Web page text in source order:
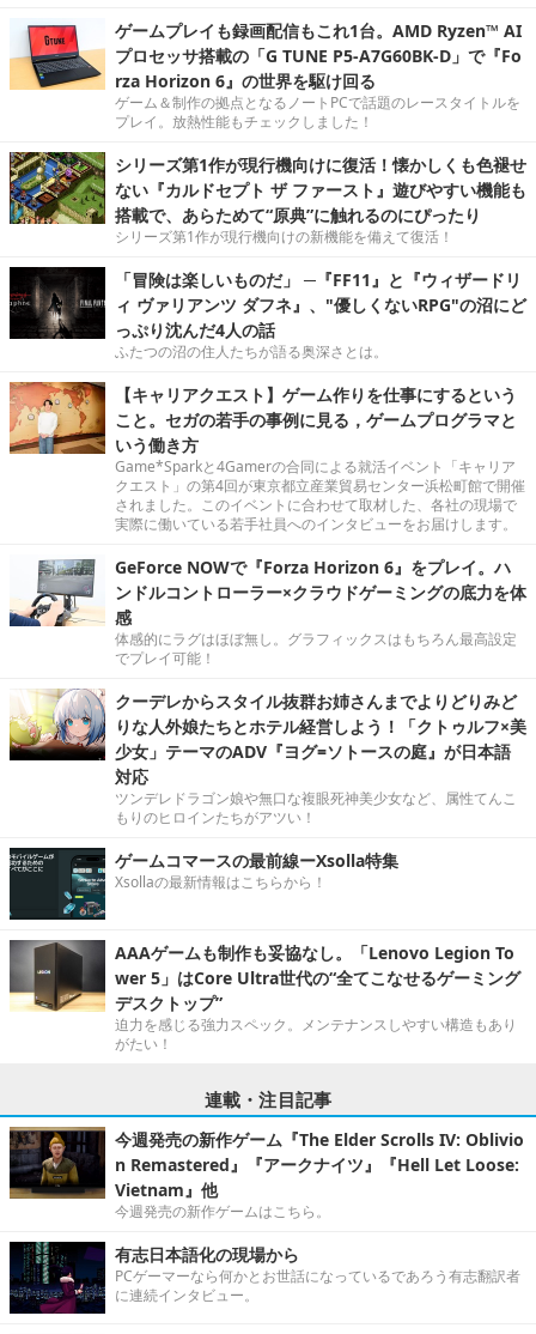
ゲームプレイも録画配信もこれ1台。AMD Ryzen™ AI
プロセッサ搭載の「G TUNE P5-A7G60BK-D」で『Fo
rza Horizon 6』の世界を駆け回る
ゲーム＆制作の拠点となるノートPCで話題のレースタイトルを
プレイ。放熱性能もチェックしました！
シリーズ第1作が現行機向けに復活！懐かしくも色褪せ
ない『カルドセプト ザ ファースト』遊びやすい機能も
搭載で、あらためて“原典”に触れるのにぴったり
シリーズ第1作が現行機向けの新機能を備えて復活！
「冒険は楽しいものだ」 ─『FF11』と『ウィザードリ
ィ ヴァリアンツ ダフネ』、"優しくないRPG"の沼にど
っぷり沈んだ4人の話
ふたつの沼の住人たちが語る奥深さとは。
【キャリアクエスト】ゲーム作りを仕事にするという
こと。セガの若手の事例に見る，ゲームプログラマと
いう働き方
Game*Sparkと4Gamerの合同による就活イベント「キャリア
クエスト」の第4回が東京都立産業貿易センター浜松町館で開催
されました。このイベントに合わせて取材した、各社の現場で
実際に働いている若手社員へのインタビューをお届けします。
GeForce NOWで『Forza Horizon 6』をプレイ。ハ
ンドルコントローラー×クラウドゲーミングの底力を体
感
体感的にラグはほぼ無し。グラフィックスはもちろん最高設定
でプレイ可能！
クーデレからスタイル抜群お姉さんまでよりどりみど
りな人外娘たちとホテル経営しよう！「クトゥルフ×美
少女」テーマのADV『ヨグ=ソトースの庭』が日本語
対応
ツンデレドラゴン娘や無口な複眼死神美少女など、属性てんこ
もりのヒロインたちがアツい！
ゲームコマースの最前線ーXsolla特集
Xsollaの最新情報はこちらから！
AAAゲームも制作も妥協なし。「Lenovo Legion To
wer 5」はCore Ultra世代の“全てこなせるゲーミング
デスクトップ”
迫力を感じる強力スペック。メンテナンスしやすい構造もあり
がたい！
連載・注目記事
今週発売の新作ゲーム『The Elder Scrolls IV: Oblivio
n Remastered』『アークナイツ』『Hell Let Loose:
Vietnam』他
今週発売の新作ゲームはこちら。
有志日本語化の現場から
PCゲーマーなら何かとお世話になっているであろう有志翻訳者
に連続インタビュー。